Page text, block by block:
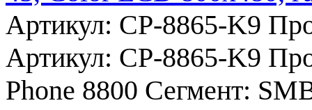
Артикул: CP-8865-K9
Артикул: CP-8865-K9
Phone 8800 Сегмент: